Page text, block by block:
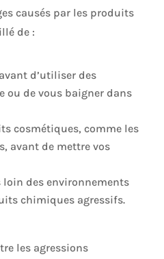
causés par les produits
de :
d’utiliser des
ou de vous baigner dans
cosmétiques, comme les
avant de mettre vos
loin des environnements
chimiques agressifs.
les agressions